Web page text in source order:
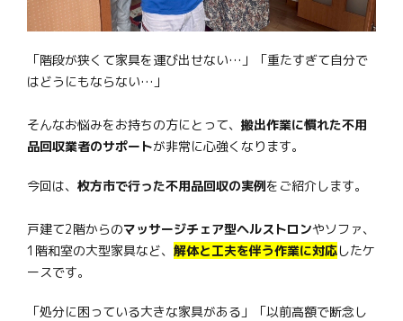
「階段が狭くて家具を運び出せない…」「重たすぎて自分で
はどうにもならない…」
そんなお悩みをお持ちの方にとって、 搬出作業に慣れた不用
品回収業者のサポートが非常に心強くなります。
今回は、 枚方市で行った不用品回収の実例をご紹介します。
戸建て2階からのマッサージチェア型ヘルストロンやソファ、
1階和室の大型家具など、 解体と工夫を伴う作業に対応したケ
ースです。
「処分に困っている大きな家具がある」「以前高額で断念し